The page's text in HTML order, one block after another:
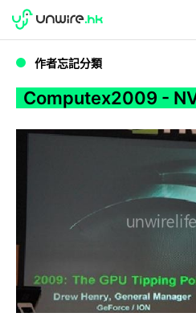
Computex2009 -
WWDC 2026
作者忘記分類
Computex2009 -